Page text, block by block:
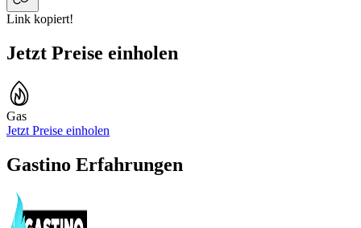
Link kopiert!
Jetzt Preise einholen
Gas
Jetzt Preise einholen
Gastino Erfahrungen